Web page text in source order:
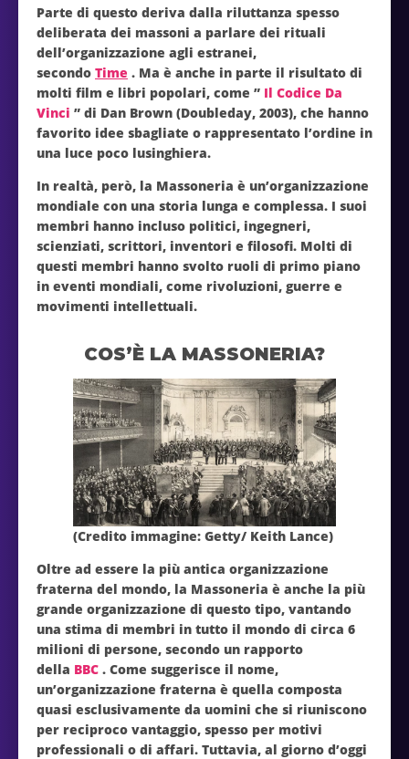
Parte di questo deriva dalla riluttanza spesso
deliberata dei massoni a parlare dei rituali
dell’organizzazione agli estranei,
secondo Time . Ma è anche in parte il risultato di
molti film e libri popolari, come ” Il Codice Da
Vinci ” di Dan Brown (Doubleday, 2003), che hanno
favorito idee sbagliate o rappresentato l’ordine in
una luce poco lusinghiera.
In realtà, però, la Massoneria è un’organizzazione
mondiale con una storia lunga e complessa. I suoi
membri hanno incluso politici, ingegneri,
scienziati, scrittori, inventori e filosofi. Molti di
questi membri hanno svolto ruoli di primo piano
in eventi mondiali, come rivoluzioni, guerre e
movimenti intellettuali.
COS’È LA MASSONERIA?
(Credito immagine: Getty/ Keith Lance)
Oltre ad essere la più antica organizzazione
fraterna del mondo, la Massoneria è anche la più
grande organizzazione di questo tipo, vantando
una stima di membri in tutto il mondo di circa 6
milioni di persone, secondo un rapporto
della BBC . Come suggerisce il nome,
un’organizzazione fraterna è quella composta
quasi esclusivamente da uomini che si riuniscono
per reciproco vantaggio, spesso per motivi
professionali o di affari. Tuttavia, al giorno d’oggi